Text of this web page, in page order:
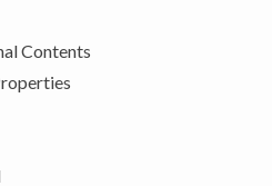
Contents